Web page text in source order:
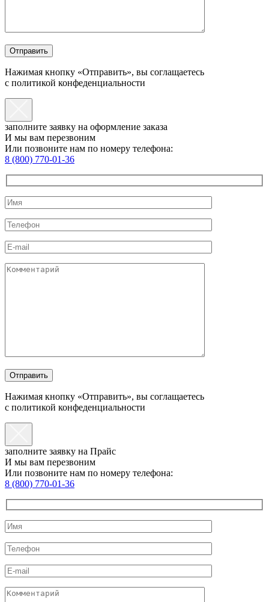
Нажимая кнопку «Отправить», вы соглащаетесь
с политикой конфеденциальности
заполните заявку на оформление заказа
И мы вам перезвоним
Или позвоните нам по номеру телефона:
8 (800) 770-01-36
Нажимая кнопку «Отправить», вы соглащаетесь
с политикой конфеденциальности
заполните заявку на Прайс
И мы вам перезвоним
Или позвоните нам по номеру телефона:
8 (800) 770-01-36